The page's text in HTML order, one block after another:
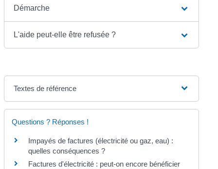
Démarche
L'aide peut-elle être refusée ?
Textes de référence
Questions ? Réponses !
Impayés de factures (électricité ou gaz, eau) :
quelles conséquences ?
Factures d'électricité : peut-on encore bénéficier